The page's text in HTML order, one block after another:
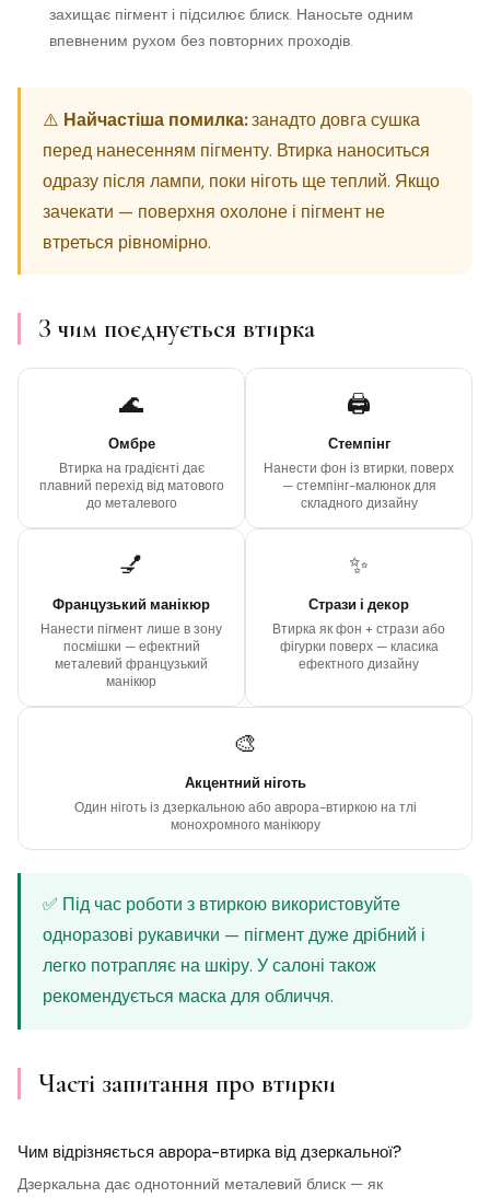
захищає пігмент і підсилює блиск. Наносьте одним
впевненим рухом без повторних проходів.
⚠️ Найчастіша помилка:занадто довга сушка
перед нанесенням пігменту. Втирка наноситься
одразу після лампи, поки ніготь ще теплий. Якщо
зачекати — поверхня охолоне і пігмент не
втреться рівномірно.
З чим поєднується втирка
🌊
Омбре
Втирка на градієнті дає
плавний перехід від матового
до металевого
🖨️
Стемпінг
Нанести фон із втирки, поверх
— стемпінг-малюнок для
складного дизайну
💅
Французький манікюр
Нанести пігмент лише в зону
посмішки — ефектний
металевий французький
манікюр
✨
Стрази і декор
Втирка як фон + стрази або
фігурки поверх — класика
ефектного дизайну
🎨
Акцентний ніготь
Один ніготь із дзеркальною або аврора-втиркою на тлі
монохромного манікюру
✅ Під час роботи з втиркою використовуйте
одноразові рукавички — пігмент дуже дрібний і
легко потрапляє на шкіру. У салоні також
рекомендується маска для обличчя.
Часті запитання про втирки
Чим відрізняється аврора-втирка від дзеркальної?
Дзеркальна дає однотонний металевий блиск — як